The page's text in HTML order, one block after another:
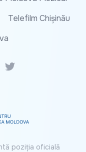
Telefilm Chișinău
Twitter
poziția oficială